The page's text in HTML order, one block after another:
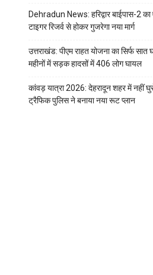
Dehradun News: हरिद्वार बाईपास-2
टाइगर रिजर्व से होकर गुजरेगा नया मार्ग
उत्तराखंड: पीएम राहत योजना का सिर्फ सात
महीनों में सड़क हादसों में 406 लोग घायल
कांवड़ यात्रा 2026: देहरादून शहर में नहीं
ट्रैफिक पुलिस ने बनाया नया रूट प्लान